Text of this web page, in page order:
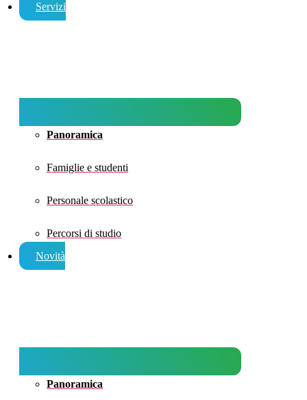
Servizi
Panoramica
Famiglie e studenti
Personale scolastico
Percorsi di studio
Novità
Panoramica